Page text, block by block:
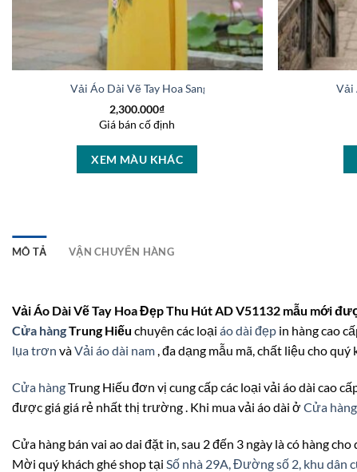
Vải Áo Dài Vẽ Tay Hoa Sang Trọng Sang Trọng AD V50972
2,300.000₫
Giá bán cố định
XEM MÀU KHÁC
Vải
MÔ TẢ VẬN CHUYỂN HÀNG
Vải Áo Dài Vẽ Tay Hoa Đẹp Thu Hút AD V51132 mẫu mới
Cửa hàngTrung Hiếu chuyên các loại áo dài đẹp in hàng cao
lụa trơn vàVải áo dài nam , đa dạng mẫu mã, chất liệu cho
Cửa hàngTrung Hiếu đơn vị cung cấp các loại vải áo dài cao
được giá giá rẻ nhất thị trường . Khi mua vải áo dài ở Cửa
Cửa hàng bán vai ao dai đặt in, sau 2 đến 3 ngày là có hàng
Mời quý khách ghé shop tại Số nhà 29A, Đường số 2, khu